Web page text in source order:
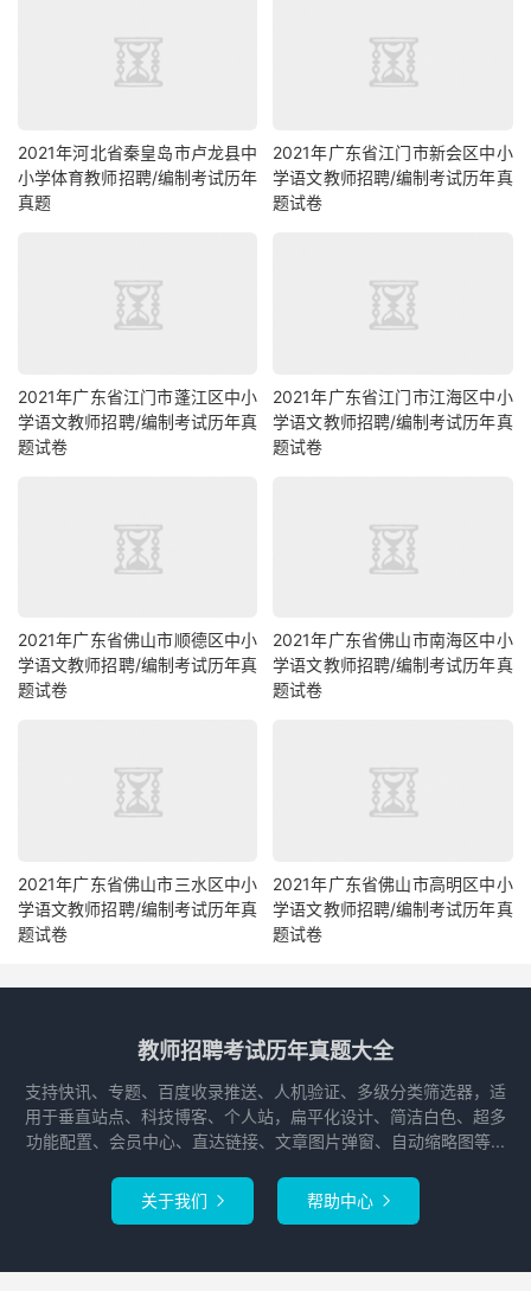
2021年河北省秦皇岛市卢龙县中
小学体育教师招聘/编制考试历年
真题
2021年广东省江门市新会区中小
学语文教师招聘/编制考试历年真
题试卷
2021年广东省江门市蓬江区中小
学语文教师招聘/编制考试历年真
题试卷
2021年广东省江门市江海区中小
学语文教师招聘/编制考试历年真
题试卷
2021年广东省佛山市顺德区中小
学语文教师招聘/编制考试历年真
题试卷
2021年广东省佛山市南海区中小
学语文教师招聘/编制考试历年真
题试卷
2021年广东省佛山市三水区中小
学语文教师招聘/编制考试历年真
题试卷
2021年广东省佛山市高明区中小
学语文教师招聘/编制考试历年真
题试卷
教师招聘考试历年真题大全
支持快讯、专题、百度收录推送、人机验证、多级分类筛选器，适
用于垂直站点、科技博客、个人站，扁平化设计、简洁白色、超多
功能配置、会员中心、直达链接、文章图片弹窗、自动缩略图等...
关于我们  帮助中心 